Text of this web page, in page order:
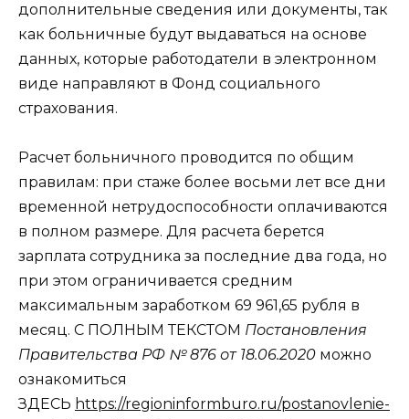
дополнительные сведения или документы, так
как больничные будут выдаваться на основе
данных, которые работодатели в электронном
виде направляют в Фонд социального
страхования.
Расчет больничного проводится по общим
правилам: при стаже более восьми лет все дни
временной нетрудоспособности оплачиваются
в полном размере. Для расчета берется
зарплата сотрудника за последние два года, но
при этом ограничивается средним
максимальным заработком 69 961,65 рубля в
месяц. С ПОЛНЫМ ТЕКСТОМ Постановления
Правительства РФ № 876 от 18.06.2020 можно
ознакомиться
ЗДЕСЬ https://regioninformburo.ru/postanovlenie-